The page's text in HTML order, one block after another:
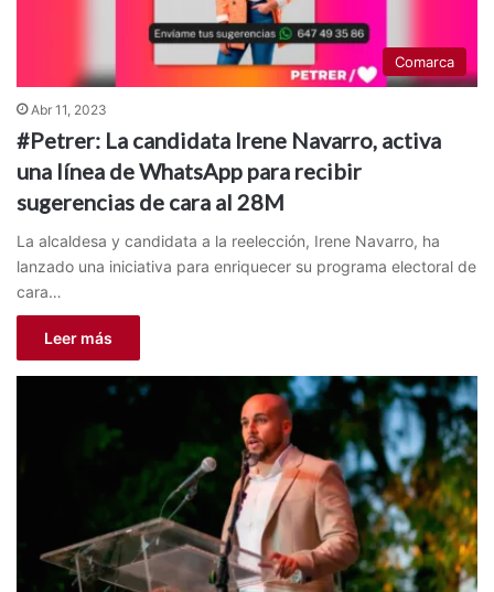
Comarca
Abr 11, 2023
#Petrer: La candidata Irene Navarro, activa
una línea de WhatsApp para recibir
sugerencias de cara al 28M
La alcaldesa y candidata a la reelección, Irene Navarro, ha
lanzado una iniciativa para enriquecer su programa electoral de
cara…
Leer más